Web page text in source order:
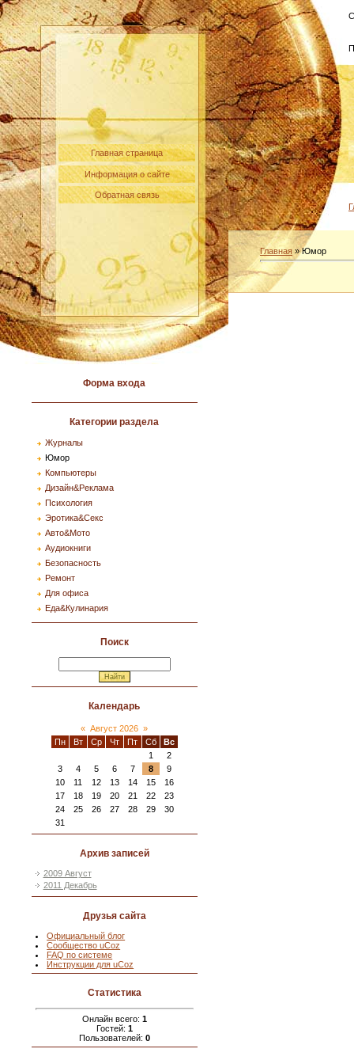
Главная страница
Информация о сайте
Обратная связь
Форма входа
Категории раздела
Журналы
Юмор
Компьютеры
Дизайн&Реклама
Психология
Эротика&Секс
Авто&Мото
Аудиокниги
Безопасность
Ремонт
Для офиса
Еда&Кулинария
Поиск
Календарь
« Август 2026 »
Пн
Вт Ср Чт Пт Сб
Вс
1
2
3
4 5 6 7 8
9
10
11 12 13 14 15
16
17
18 19 20 21 22
23
24
25 26 27 28 29
30
31
Архив записей
2009 Август
2011 Декабрь
Друзья сайта
Официальный блог
Сообщество uCoz
FAQ по системе
Инструкции для uCoz
Статистика
Онлайн всего: 1
Гостей: 1
Пользователей: 0
Главная »Юмор